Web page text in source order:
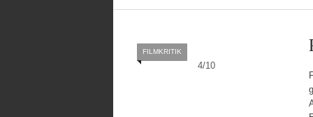
4/10
FILMKRITIK